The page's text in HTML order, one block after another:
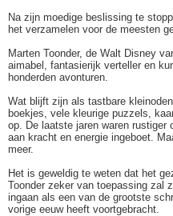
Na zijn moedige beslissing te
het verzamelen voor de meesten
Marten Toonder, de Walt Disney
aimabel, fantasierijk verteller en
honderden avonturen.
Wat blijft zijn als tastbare
boekjes, vele kleurige puzzels,
op. De laatste jaren waren rustiger
aan kracht en energie ingeboet.
meer.
Het is geweldig te weten dat het
Toonder zeker van toepassing zal
ingaan als een van de grootste
vorige eeuw heeft voortgebracht.